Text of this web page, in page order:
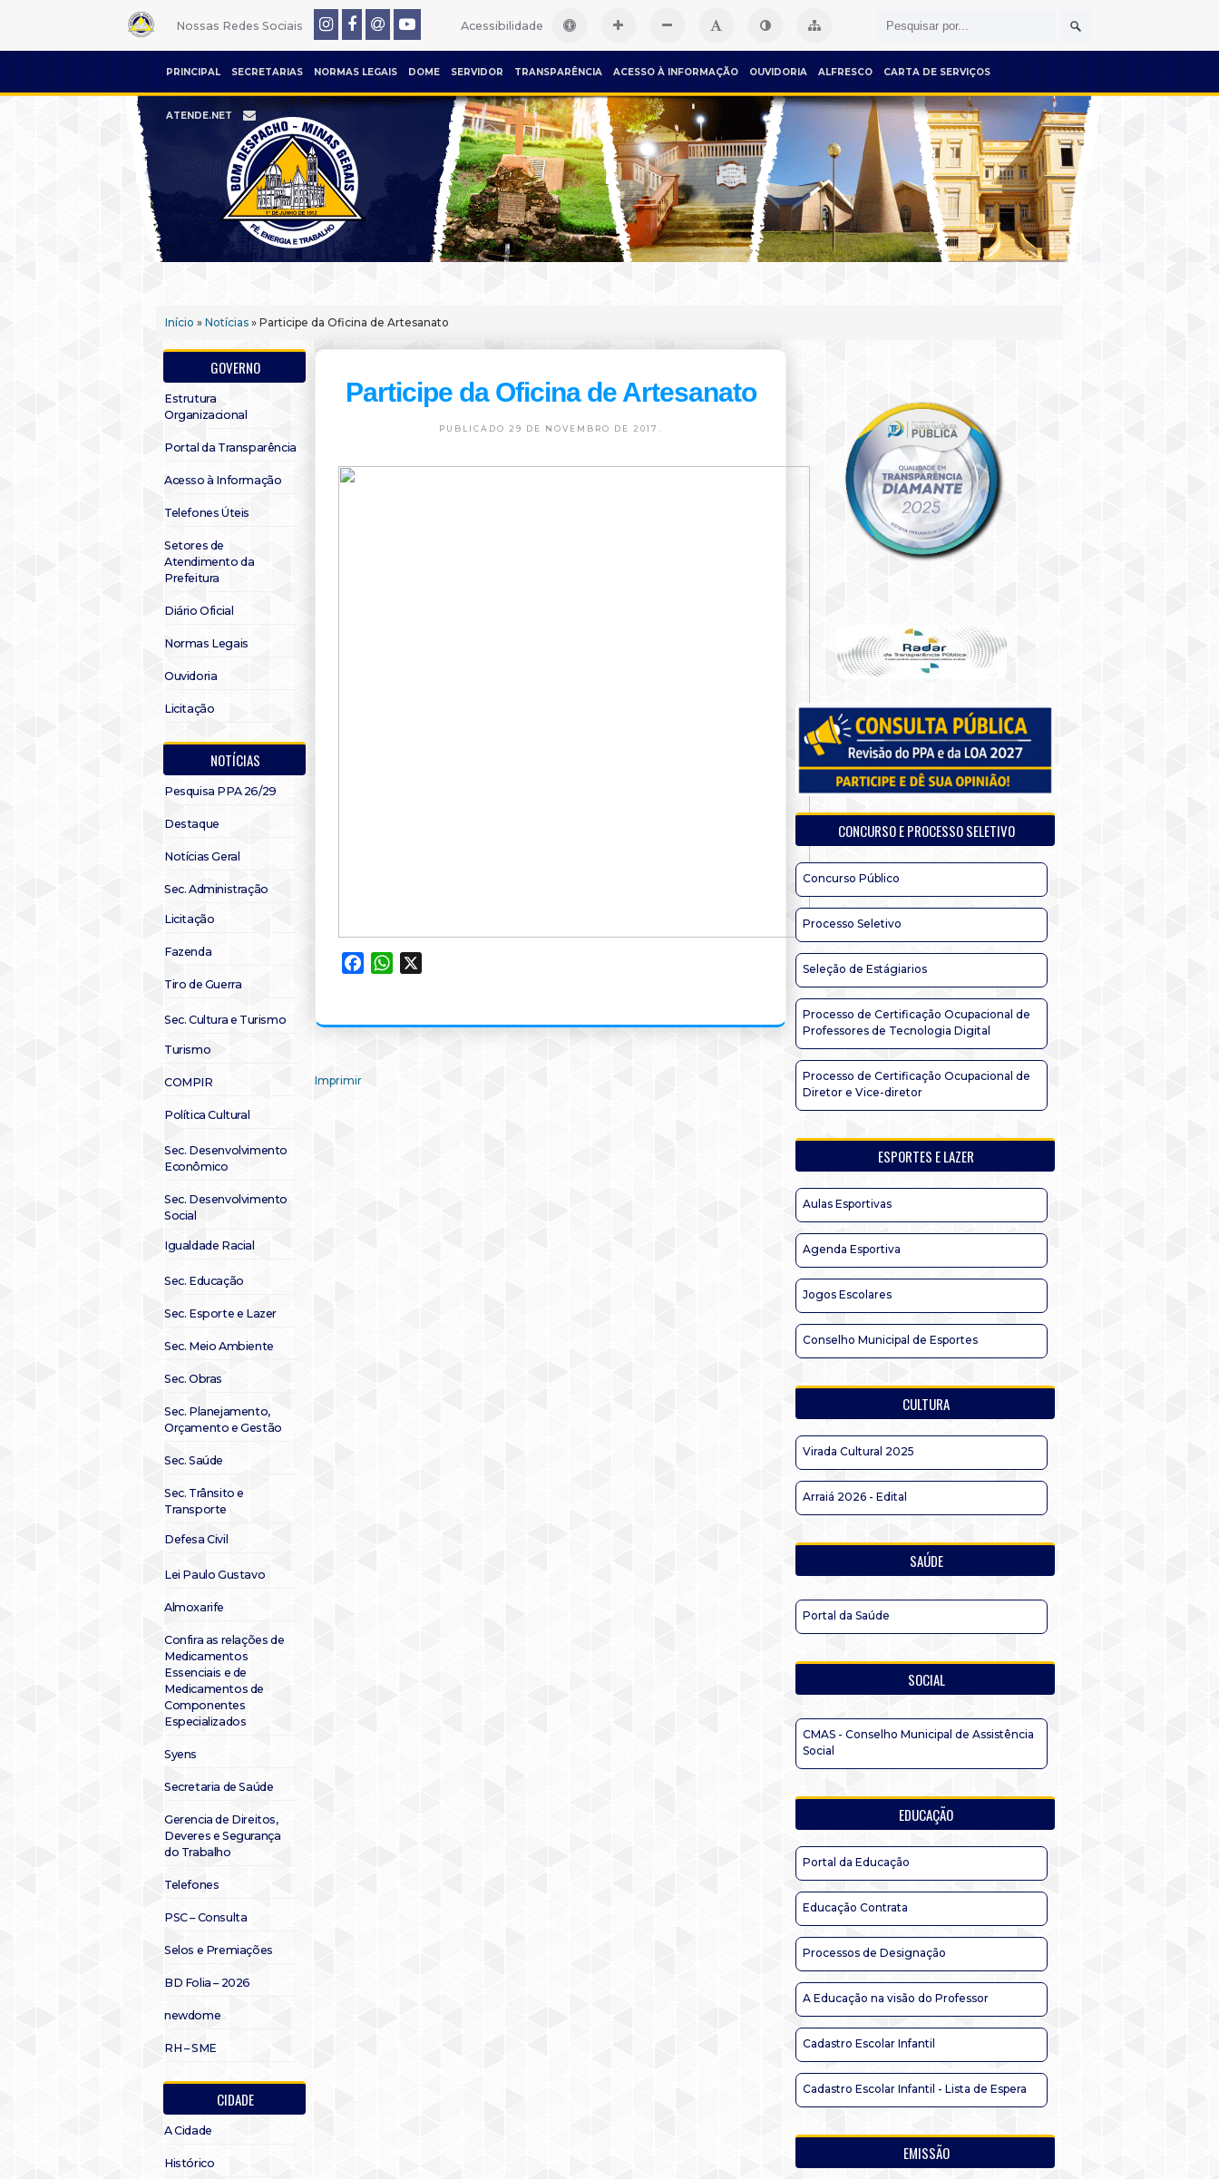
Nossas Redes Sociais Acessibilidade
PRINCIPAL SECRETARIAS NORMAS LEGAIS DOME SERVIDOR TRANSPARÊNCIA ACESSO À INFORMAÇÃO OUVIDORIA ALFRESCO CARTA DE SERVIÇOS
ATENDE.NET
Início » Notícias » Participe da Oficina de Artesanato
GOVERNO
Estrutura
Organizacional
Portal da Transparência
Acesso à Informação
Telefones Úteis
Setores de
Atendimento da
Prefeitura
Diário Oficial
Normas Legais
Ouvidoria
Licitação
NOTÍCIAS
Pesquisa PPA 26/29
Destaque
Notícias Geral
Sec. Administração
Licitação
Fazenda
Tiro de Guerra
Sec. Cultura e Turismo
Turismo
COMPIR
Política Cultural
Sec. Desenvolvimento
Econômico
Sec. Desenvolvimento
Social
Igualdade Racial
Sec. Educação
Sec. Esporte e Lazer
Sec. Meio Ambiente
Sec. Obras
Sec. Planejamento,
Orçamento e Gestão
Sec. Saúde
Sec. Trânsito e
Transporte
Defesa Civil
Lei Paulo Gustavo
Almoxarife
Confira as relações de
Medicamentos
Essenciais e de
Medicamentos de
Componentes
Especializados
Syens
Secretaria de Saúde
Gerencia de Direitos,
Deveres e Segurança
do Trabalho
Telefones
PSC – Consulta
Selos e Premiações
BD Folia – 2026
newdome
RH – SME
CIDADE
A Cidade
Histórico
Participe da Oficina de Artesanato
PUBLICADO 29 DE NOVEMBRO DE 2017.
FacebookWhatsApp
Imprimir
CONCURSO E PROCESSO SELETIVO
Concurso Público
Processo Seletivo
Seleção de Estágiarios
Processo de Certificação Ocupacional de
Professores de Tecnologia Digital
Processo de Certificação Ocupacional de
Diretor e Vice-diretor
ESPORTES E LAZER
Aulas Esportivas
Agenda Esportiva
Jogos Escolares
Conselho Municipal de Esportes
CULTURA
Virada Cultural 2025
Arraiá 2026 - Edital
SAÚDE
Portal da Saúde
SOCIAL
CMAS - Conselho Municipal de Assistência
Social
EDUCAÇÃO
Portal da Educação
Educação Contrata
Processos de Designação
A Educação na visão do Professor
Cadastro Escolar Infantil
Cadastro Escolar Infantil - Lista de Espera
EMISSÃO